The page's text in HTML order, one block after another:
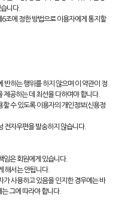
니다.
조에 정한 방법으로 이용자에게 통지할
반하는 행위를 하지 않으며 이 약관이 정
제공하는 데 최선을 다하여야 합니다.
할 수 있도록 이용자의 개인정보(신용정
전자우편을 발송하지 않습니다.
임은 회원에게 있습니다.
해서는 안됩니다.
가 사용하고 있음을 인지한 경우에는 바
그에 따라야 합니다.